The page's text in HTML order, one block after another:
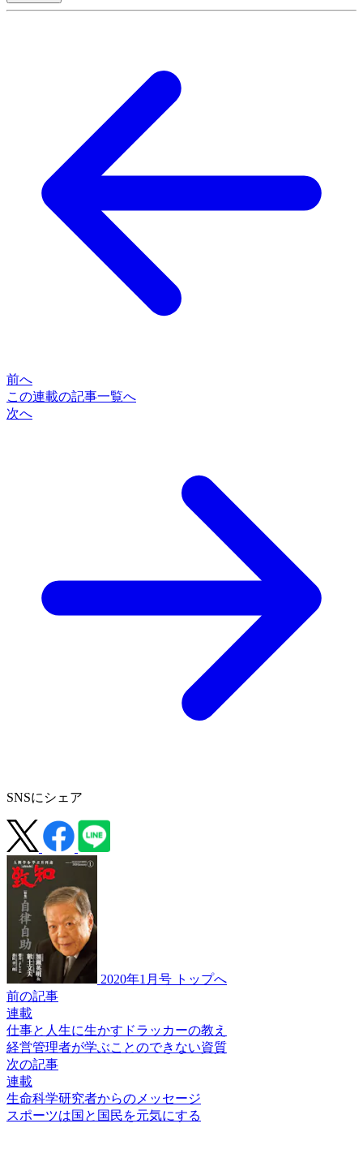
前へ
この連載の記事一覧へ
次へ
SNSにシェア
2020年1月号 トップへ
前の記事
連載
仕事と人生に生かすドラッカーの教え
経営管理者が学ぶことのできない資質
次の記事
連載
生命科学研究者からのメッセージ
スポーツは国と国民を元気にする